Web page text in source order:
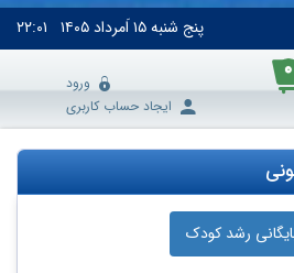
پنج شنبه۱۵ اَمرداد ۱۴۰۵ ۲۲:۰۱
۰
ورود
ایجاد حساب کاربری
رشد کودک